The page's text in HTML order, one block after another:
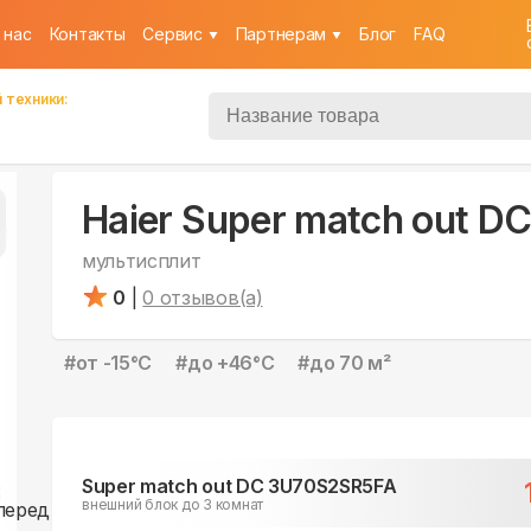
Контакты Cервис Партнерам Блог FAQ
Haier Super match out
мультисплит
0
0 отзывов(а)
#от -15°С #до +46°С #до 70 м²
Super match out DC 3U70S2SR5FA
внешний блок до 3 комнат